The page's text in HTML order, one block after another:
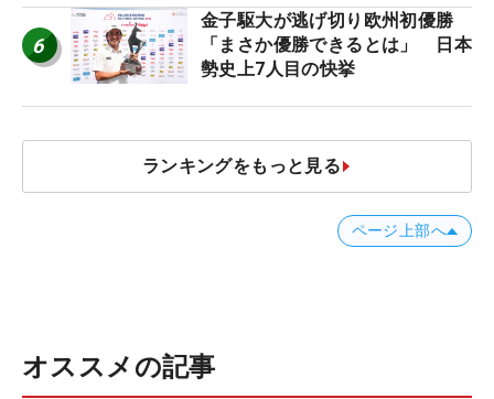
6
金子駆大が逃げ切り欧州初優勝
「まさか優勝できるとは」 日本
勢史上7人目の快挙
ランキングをもっと見る
ページ上部へ
オススメの記事